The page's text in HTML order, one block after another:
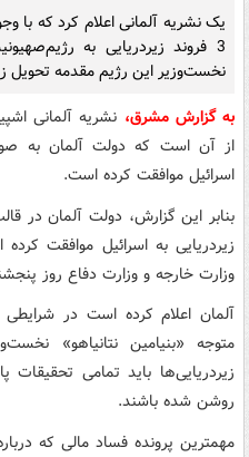
یک نشریه آلمانی اعلام کرد که
3 فروند زیردریایی به
نخست‌وزیر این رژیم مقدمه تحویل
به گزارش مشرق، نشریه آلمانی
از آن است که دولت آلمان به
اسرائیل موافقت کرده است.
زیردریایی به اسرائیل موافقت
وزارت خارجه و وزارت دفاع روز
آلمان اعلام کرده است در شرایطی
متوجه «بنیامین نتانیاهو»
زیردریایی‌ها باید تمامی تحقیقات
روشن شده باشند.
مهمترین پرونده فساد مالی که